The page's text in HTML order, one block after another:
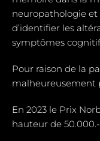
neuropathologie
d’identifier les
symptômes
Pour raison de la
malheureusement
En 2023 le Prix
hauteur de